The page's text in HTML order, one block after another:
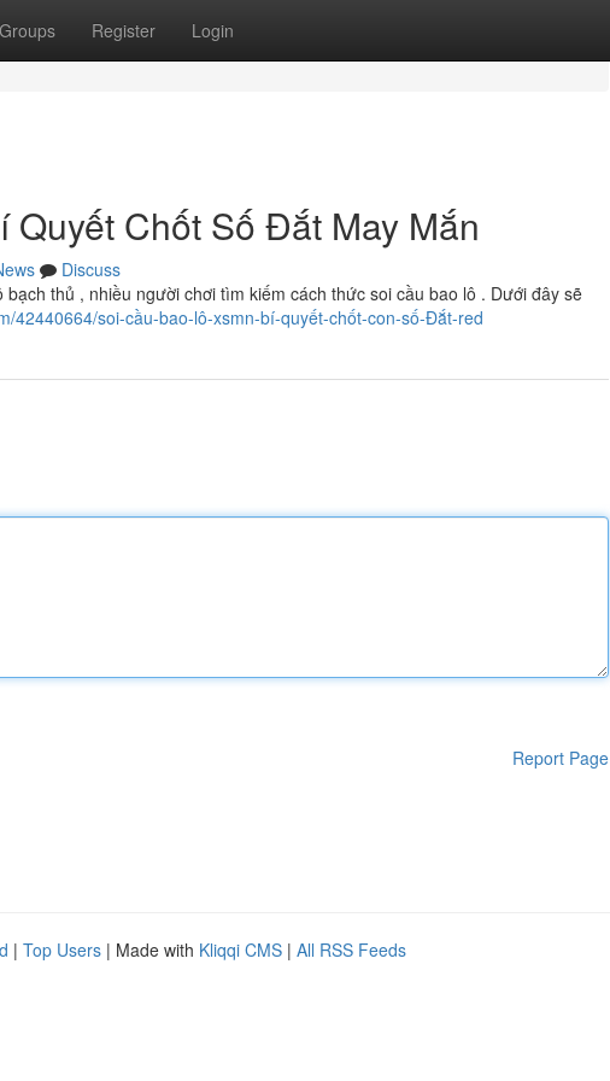
Groups Register Login
Chốt Số Đắt May Mắn
Discuss
thủ , nhiều người chơi tìm kiếm cách thức soi cầu bao lô . Dưới đây sẽ
42440664/soi-cầu-bao-lô-xsmn-bí-quyết-chốt-con-số-Đắt-red
Report Page
| Top Users | Made with Kliqqi CMS | All RSS Feeds